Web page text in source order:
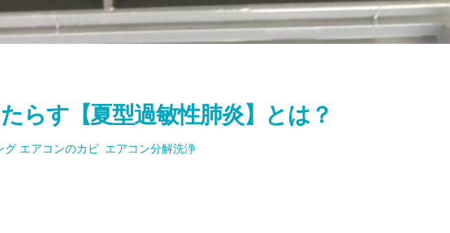
らす【夏型過敏性肺炎】とは？
グ エアコンのカビ エアコン分解洗浄